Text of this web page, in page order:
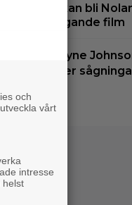
Odyssey” – kan bli
inkomstbringande film
Dwayne
”Vaiana” efter
och
vårt
intresse
helst